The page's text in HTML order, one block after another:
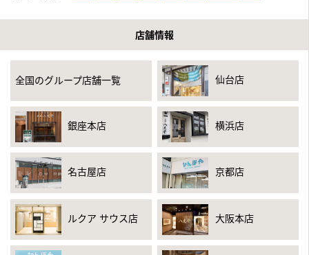
店舗情報
全国のグループ店舗一覧 仙台店
銀座本店 横浜店
名古屋店 京都店
ルクア サウス店 大阪本店